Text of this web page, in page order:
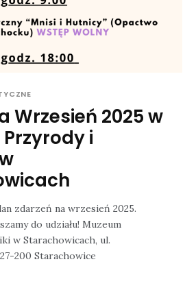
Wrzesień 2025 w
i
zdarzeń na wrzesień 2025.
do udziału! Muzeum
w Starachowicach, ul.
200 Starachowice